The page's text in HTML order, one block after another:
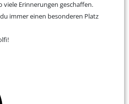
viele Erinnerungen geschaffen.
immer einen besonderen Platz